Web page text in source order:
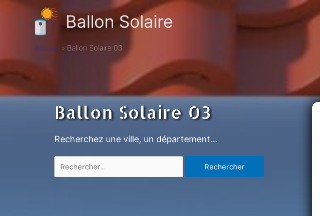
Ballon Solaire
Accueil Ballon Solaire 03
Ballon Solaire 03
Recherchez une ville, un département…